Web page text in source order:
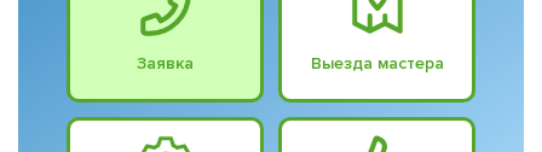
Заявка Выезда мастера